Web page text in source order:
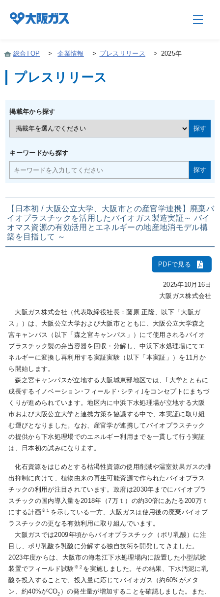
ご家庭のお客さま
業務用・産業用のお客さま
お問い合わせ English
企業情報TOP
企業/グループについて
社会貢献
サステナビリティ
プレスリリース
総合TOP > 企業情報 > プレスリリース > 2025年
プレスリリース
掲載年から探す
キーワードから探す
【日本初 / 大阪公立大学、大阪市との産官学連携】廃棄バ
イオプラスチックを活用したバイオガス製造実証～ バイ
オマス資源の有効活用とエネルギーの地産地消モデル構
築を目指して ～
PDFで見る
2025年10月16日
大阪ガス株式会社
大阪ガス株式会社（代表取締役社長：藤原 正隆、以下「大阪ガ
ス」）は、大阪公立大学および大阪市とともに、大阪公立大学森之
宮キャンパス（以下「森之宮キャンパス」）にて使用されるバイオ
プラスチック製の弁当容器を回収・分解し、中浜下水処理場にてエ
ネルギーに変換し再利用する実証実験（以下「本実証」）を11月か
ら開始します。
森之宮キャンパスが立地する大阪城東部地区では、｢大学とともに
成長するイノベーション･フィールド･シティ｣をコンセプトにまちづ
くりが進められています。地区内に中浜下水処理場が立地する大阪
市および大阪公立大学と連携方策を協議する中で、本実証に取り組
む運びとなりました。なお、産官学が連携してバイオプラスチック
の提供から下水処理場でのエネルギー利用までを一貫して行う実証
は、日本初の試みになります。
化石資源をはじめとする枯渇性資源の使用削減や温室効果ガスの排
出抑制に向けて、植物由来の再生可能資源で作られたバイオプラス
チックの利用が注目されています。政府は2030年までにバイオプラ
スチックの国内導入量を2018年（7万ｔ）の約30倍にあたる200万ｔ
にする計画※１ を示している一方、大阪ガスは使用後の廃棄バイオプ
ラスチックの更なる有効利用に取り組んでいます。
大阪ガスでは2009年頃からバイオプラスチック（ポリ乳酸）に注
目し、ポリ乳酸を乳酸に分解する独自技術を開発してきました。
2023年度からは、大阪市の海老江下水処理場内に設置した小型試験
装置でフィールド試験 ※２ を実施しました。その結果、下水汚泥に乳
酸を投入することで、投入量に応じてバイオガス（約60%がメタ
ン、約40%がCO2 ）の発生量が増加することを確認しました。また、